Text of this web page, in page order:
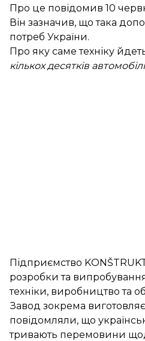
Про це повідомив 10
Він зазначив, що така
потреб України.
Про яку саме техніку
кількох десятків
Підприємство
розробки та
техніки, виробництво та
Завод зокрема
повідомляли, що
тривають перемовини